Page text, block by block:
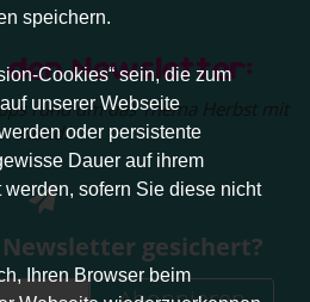
speichern.
Cookies“ sein, die zum
unserer Webseite
oder persistente
Dauer auf ihrem
sofern Sie diese nicht
Ihren Browser beim
den Newsletter:
rund um das Thema Herbst mit
Hund.
gesichert?